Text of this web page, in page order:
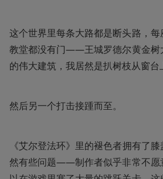
这个世界里每条大路都是断头路，
教堂都没有门——王城罗德尔黄金树
的伟大建筑，我居然是扒树枝从窗台
然后另一个打击接踵而至。
《艾尔登法环》里的褪色者拥有了
然有些问题——制作者似乎非常不愿